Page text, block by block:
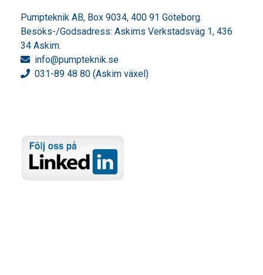
Pumpteknik AB, Box 9034, 400 91 Göteborg.
Besöks-/Godsadress: Askims Verkstadsväg 1, 436
34 Askim.
info@pumpteknik.se
031-89 48 80 (Askim växel)